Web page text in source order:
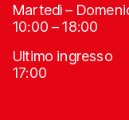
Martedì –
10:00 – 18:00
Ultimo ingresso
17:00